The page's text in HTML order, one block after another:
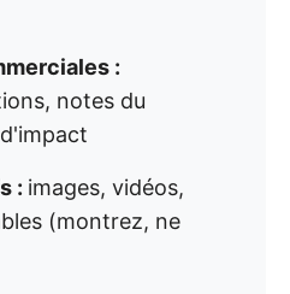
:
notes du
: images, vidéos,
(montrez, ne